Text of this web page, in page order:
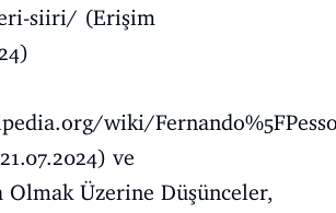
siiri/ (Erişim
wiki/
ve
Olmak Üzerine Düşünceler,